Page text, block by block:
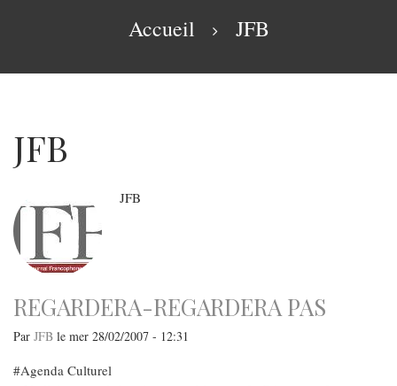
Accueil JFB
JFB
JFB
REGARDERA-REGARDERA PAS
Par JFB le mer 28/02/2007 - 12:31
Agenda Culturel